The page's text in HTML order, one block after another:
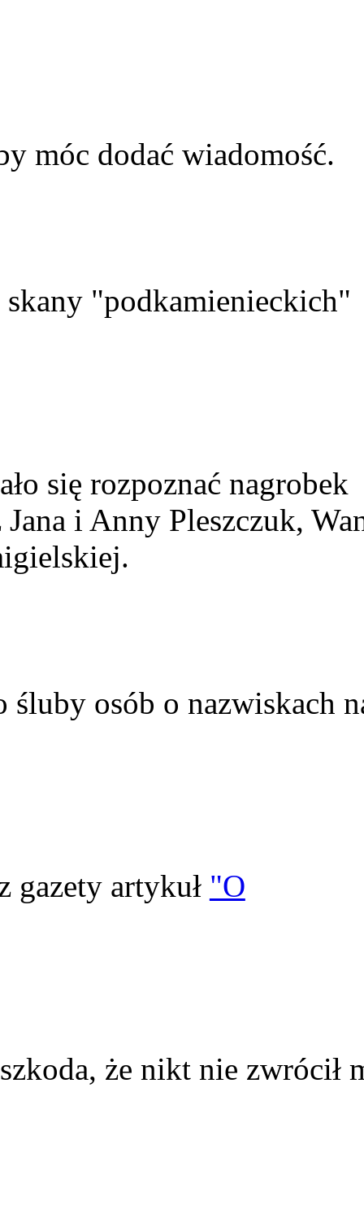
móc dodać wiadomość.
"podkamienieckich"
się rozpoznać nagrobek
i Anny Pleszczuk,
śluby osób o nazwiskach
gazety artykuł "O
że nikt nie zwrócił